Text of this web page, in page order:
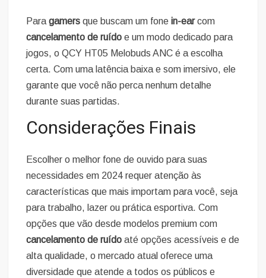
Paragamers que buscam um fonein-earcom
cancelamento de ruído e um modo dedicado para
jogos, o QCY HT05 Melobuds ANC é a escolha
certa. Com uma latência baixa e som imersivo, ele
garante que você não perca nenhum detalhe
durante suas partidas.
Considerações Finais
Escolher o melhor fone de ouvido para suas
necessidades em 2024 requer atenção às
características que mais importam para você, seja
para trabalho, lazer ou prática esportiva. Com
opções que vão desde modelos premium com
cancelamento de ruído até opções acessíveis e de
alta qualidade, o mercado atual oferece uma
diversidade que atende a todos os públicos e